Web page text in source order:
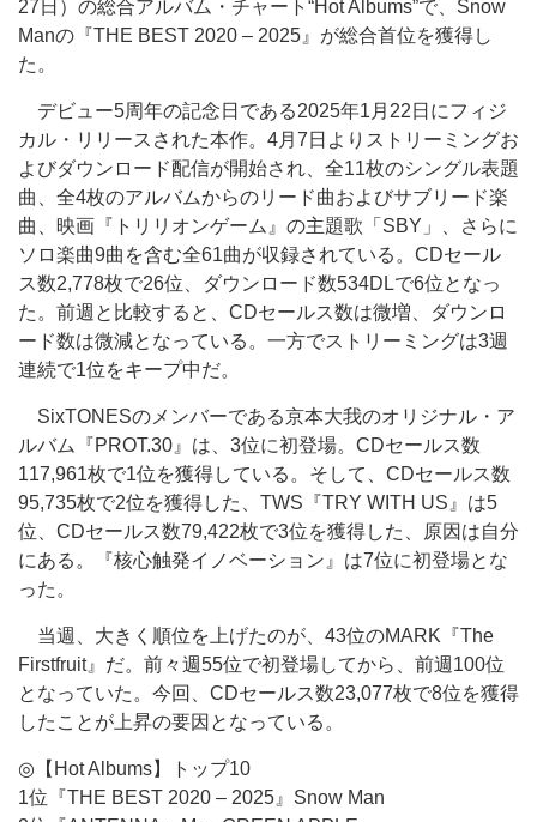
27日）の総合アルバム・チャート“Hot Albums”で、Snow
Manの『THE BEST 2020 – 2025』が総合首位を獲得し
た。
デビュー5周年の記念日である2025年1月22日にフィジ
カル・リリースされた本作。4月7日よりストリーミングお
よびダウンロード配信が開始され、全11枚のシングル表題
曲、全4枚のアルバムからのリード曲およびサブリード楽
曲、映画『トリリオンゲーム』の主題歌「SBY」、さらに
ソロ楽曲9曲を含む全61曲が収録されている。CDセール
ス数2,778枚で26位、ダウンロード数534DLで6位となっ
た。前週と比較すると、CDセールス数は微増、ダウンロ
ード数は微減となっている。一方でストリーミングは3週
連続で1位をキープ中だ。
SixTONESのメンバーである京本大我のオリジナル・ア
ルバム『PROT.30』は、3位に初登場。CDセールス数
117,961枚で1位を獲得している。そして、CDセールス数
95,735枚で2位を獲得した、TWS『TRY WITH US』は5
位、CDセールス数79,422枚で3位を獲得した、原因は自分
にある。『核心触発イノベーション』は7位に初登場とな
った。
当週、大きく順位を上げたのが、43位のMARK『The
Firstfruit』だ。前々週55位で初登場してから、前週100位
となっていた。今回、CDセールス数23,077枚で8位を獲得
したことが上昇の要因となっている。
◎【Hot Albums】トップ10
1位『THE BEST 2020 – 2025』Snow Man